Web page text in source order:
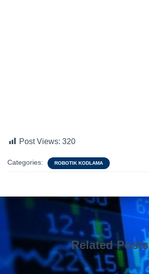
Post Views: 320
Categories: ROBOTIK KODLAMA
Related Posts